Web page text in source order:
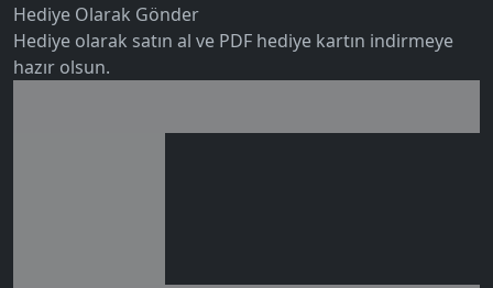
Hediye Olarak Gönder
Hediye olarak satın al ve PDF hediye kartın indirmeye
hazır olsun.